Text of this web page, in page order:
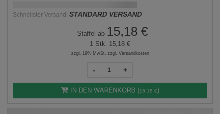
Schnellster Versand: STANDARD VERSAND
Staffel ab 15,18 €
1 Stk. 15,18 €
zzgl. 19% MwSt, zzgl. Versandkosten
- +
IN DEN WARENKORB (15,18 €)